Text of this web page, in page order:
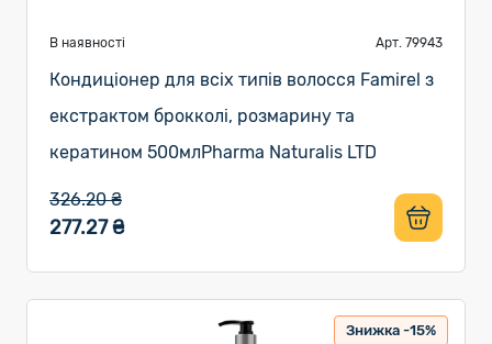
В наявності Арт. 79943
Кондиціонер для всіх типів волосся Famirel з
екстрактом брокколі, розмарину та
кератином 500млPharma Naturalis LTD
326.20 ₴
277.27 ₴
Знижка -15%